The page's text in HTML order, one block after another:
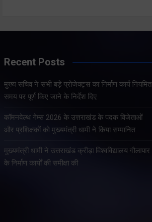
Recent Posts
मुख्य सचिव ने सभी बड़े प्रोजेक्ट्स का निर्माण कार्य नियमित
समय पर पूर्ण किए जाने के निर्देश दिए
कॉमनवेल्थ गेम्स 2026 के उत्तराखंड के पदक विजेताओं
और प्रशिक्षकों को मुख्यमंत्री धामी ने किया सम्मानित
मुख्यमंत्री धामी ने उत्तराखंड क्रीड़ा विश्वविद्यालय गौलापार
के निर्माण कार्यों की समीक्षा की
Share Nowदेहरादून। भारत
निर्वाचन आयोग एवं मुख्य निर्वाचन
अधिकारी, उत्तराखण्ड के निर्देशों
के अनुपालन में विशेष गहन
पुनरीक्षण अभियान के तहत
आनंद स्वरूप ने शुक्रवार…